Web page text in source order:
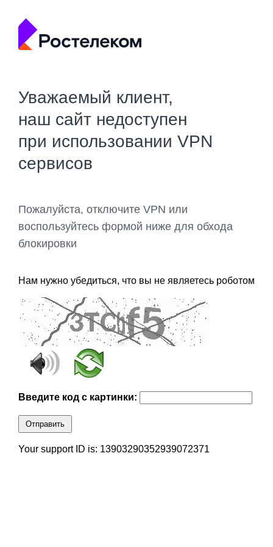
Уважаемый клиент,
наш сайт недоступен
при использовании VPN
сервисов
Пожалуйста, отключите VPN или
воспользуйтесь формой ниже для обхода
блокировки
Нам нужно убедиться, что вы не являетесь роботом
Введите код с картинки:
Отправить
Your support ID is: 13903290352939072371